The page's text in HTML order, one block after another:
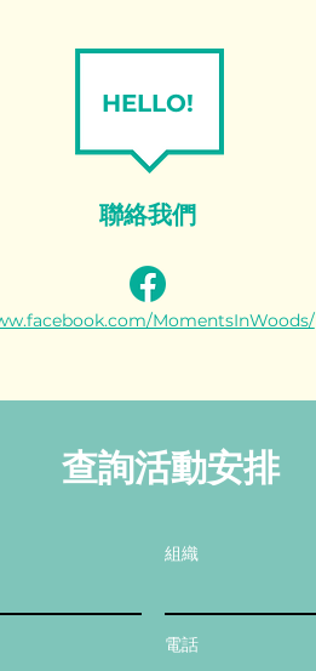
HELLO!
聯絡我們
MomentsInWoods/
​查詢活動安排
組織
電話